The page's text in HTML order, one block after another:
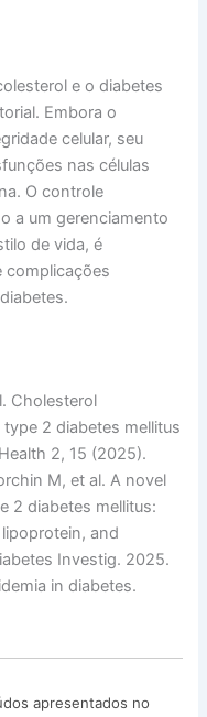
e o diabetes
Embora o
celular, seu
nas células
O controle
a um gerenciamento
de vida, é
complicações
Cholesterol
2 diabetes mellitus
2, 15 (2025).
M, et al. A novel
2 diabetes mellitus:
and
Investig. 2025.
in diabetes.
apresentados no